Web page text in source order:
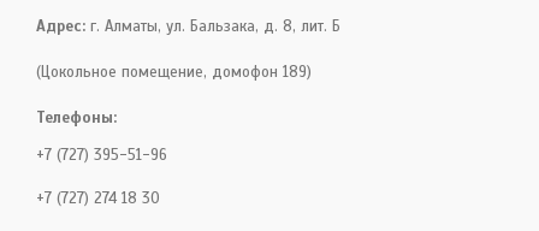
Адрес: г. Алматы, ул. Бальзака, д. 8, лит. Б
(Цокольное помещение, домофон 189)
Телефоны:
+7 (727) 395-51-96
+7 (727) 274 18 30